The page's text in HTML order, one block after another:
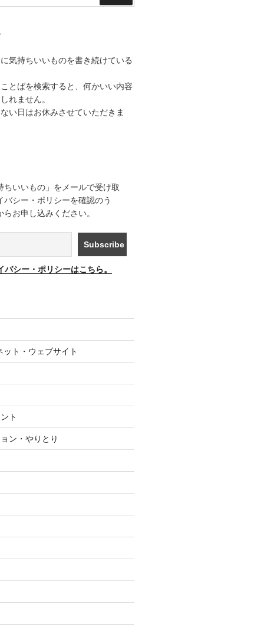
索
気持ちいいものを書き続けている
とばを検索すると、何かいい内容
れません。
い日はお休みさせていただきま
ちいいもの」をメールで受け取
バシー・ポリシーを確認のう
らお申し込みください。
バシー・ポリシーはこちら。
ット・ウェブサイト
ト
ン・やりとり